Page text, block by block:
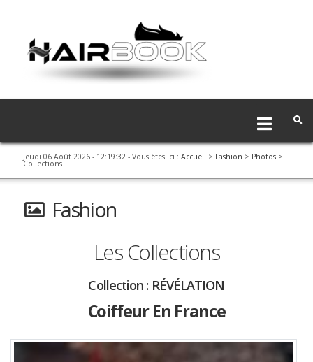
Jeudi 06 Août 2026 - 12:19:32 - Vous êtes ici : Accueil > Fashion > Photos >
Collections
Fashion
Les Collections
Collection : RÉVÉLATION
Coiffeur En France